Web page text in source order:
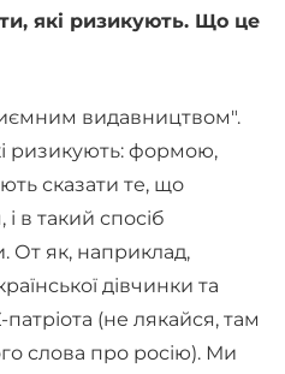
які ризикують. Що це
видавництвом".
ризикують: формою,
сказати те, що
в такий спосіб
От як, наприклад,
дівчинки та
(не лякайся, там
слова про росію). Ми